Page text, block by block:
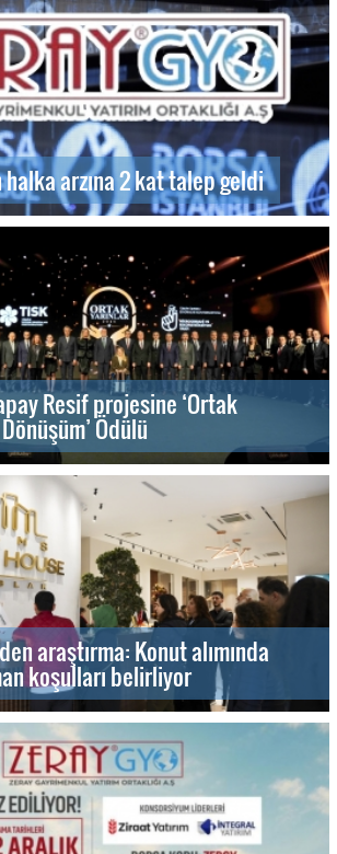
halka arzına 2 kat talep geldi
Resif projesine ‘Ortak
Ödülü
araştırma: Konut alımında
koşulları belirliyor